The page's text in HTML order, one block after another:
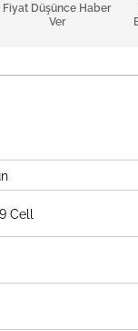
Fiyat Düşünce Haber
Ver
Cell